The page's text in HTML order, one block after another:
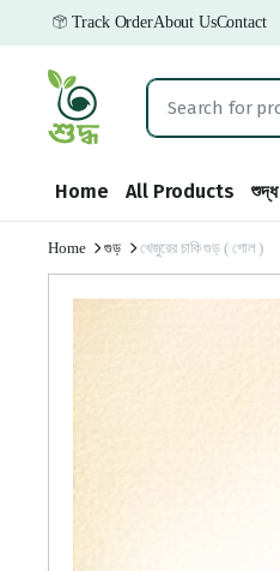
Track OrderAbout UsContact
Home All Products শুদ্ধ
Home গুড় খেজুরের চাকি গুড় ( গোল )